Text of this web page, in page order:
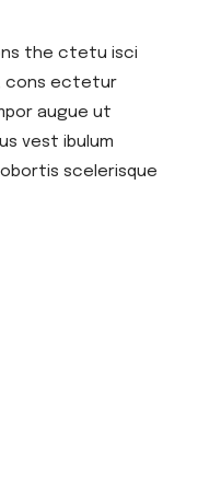
the ctetu isci
cons ectetur
augue ut
vest ibulum
scelerisque